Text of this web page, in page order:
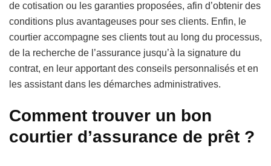
de cotisation ou les garanties proposées, afin d’obtenir des
conditions plus avantageuses pour ses clients. Enfin, le
courtier accompagne ses clients tout au long du processus,
de la recherche de l’assurance jusqu’à la signature du
contrat, en leur apportant des conseils personnalisés et en
les assistant dans les démarches administratives.
Comment trouver un bon
courtier d’assurance de prêt ?